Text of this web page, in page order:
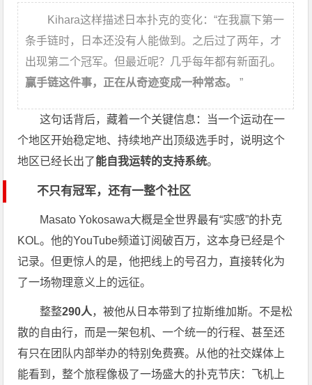
Kihara这样描述日本扑克的变化：“在我赢下第一
条手链时，日本还没有人能做到。之后过了两年，才
出现第二个冠军。但最近呢？几乎每年都有新面孔。
赢手链这件事，正在从奇迹变成一种常态。
”
这句话背后，藏着一个关键信息：当一个运动在一
个地区开始稳定地、持续地产出顶级选手时，说明这个
地区已经长出了能自我运转的支持系统。
不只有冠军，还有一整个社区
Masato Yokosawa大概是全世界最有“实感”的扑克
KOL。他的YouTube频道订阅破百万，这本身已经是个
记录。但更惊人的是，他把线上的号召力，直接转化为
了一场物理意义上的远征。
整整290人，被他从日本带到了拉斯维加斯。不是松
散的自由行，而是一架包机、一个统一的行程、甚至还
有只在团队内部举办的特别免费赛。从他的社交媒体上
能看到，整个旅程像极了一场盛大的扑克节庆：飞机上